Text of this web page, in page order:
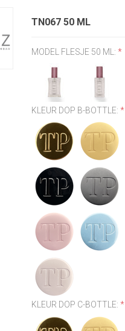
TN067 50 ML
MODEL FLESJE 50 ML:*
KLEUR DOP B-BOTTLE:*
KLEUR DOP C-BOTTLE:*